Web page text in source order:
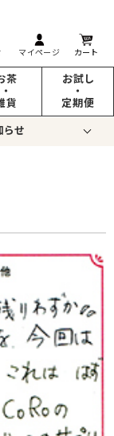
マイページ カート
茶
・
貨
お試し
・
定期便
らせ